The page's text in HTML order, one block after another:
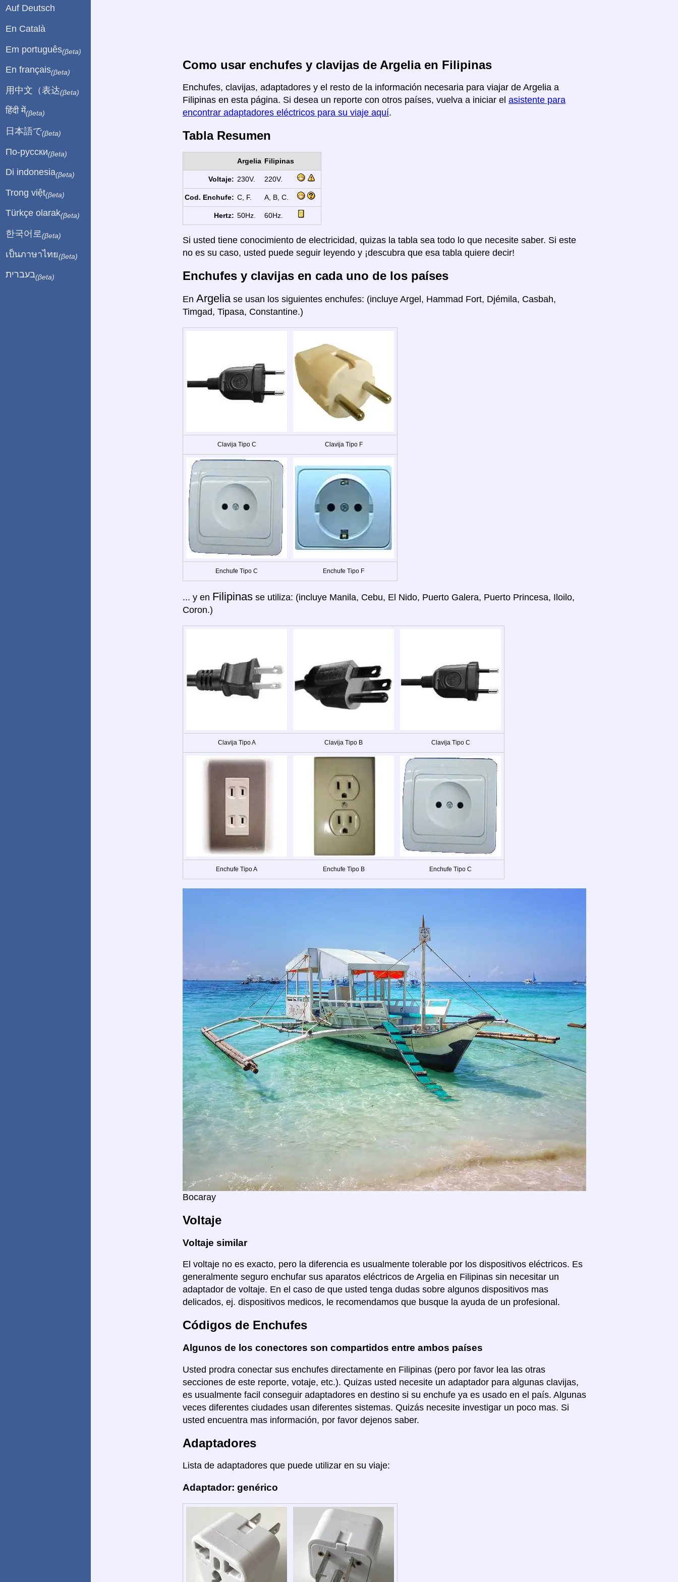
Como usar enchufes y clavijas de Argelia en Filipinas
Enchufes, clavijas, adaptadores y el resto de la información necesaria para viajar de Argelia a
Filipinas en esta página. Si desea un reporte con otros países, vuelva a iniciar el asistente para
encontrar adaptadores eléctricos para su viaje aquí.
Tabla Resumen
Argelia Filipinas
Voltaje: 230V. 220V.
Cod. Enchufe: C, F. A, B, C.
Hertz: 50Hz. 60Hz.
Si usted tiene conocimiento de electricidad, quizas la tabla sea todo lo que necesite saber. Si este
no es su caso, usted puede seguir leyendo y ¡descubra que esa tabla quiere decir!
Enchufes y clavijas en cada uno de los países
En Argelia se usan los siguientes enchufes: (incluye Argel, Hammad Fort, Djémila, Casbah,
Timgad, Tipasa, Constantine.)
Clavija Tipo C Clavija Tipo F
Enchufe Tipo C Enchufe Tipo F
... y en Filipinas se utiliza: (incluye Manila, Cebu, El Nido, Puerto Galera, Puerto Princesa, Iloilo,
Coron.)
Clavija Tipo A Clavija Tipo B Clavija Tipo C
Enchufe Tipo A Enchufe Tipo B Enchufe Tipo C
Bocaray
Voltaje
Voltaje similar
El voltaje no es exacto, pero la diferencia es usualmente tolerable por los dispositivos eléctricos. Es
generalmente seguro enchufar sus aparatos eléctricos de Argelia en Filipinas sin necesitar un
adaptador de voltaje. En el caso de que usted tenga dudas sobre algunos dispositivos mas
delicados, ej. dispositivos medicos, le recomendamos que busque la ayuda de un profesional.
Códigos de Enchufes
Algunos de los conectores son compartidos entre ambos países
Usted prodra conectar sus enchufes directamente en Filipinas (pero por favor lea las otras
secciones de este reporte, votaje, etc.). Quizas usted necesite un adaptador para algunas clavijas,
es usualmente facil conseguir adaptadores en destino si su enchufe ya es usado en el país. Algunas
veces diferentes ciudades usan diferentes sistemas. Quizás necesite investigar un poco mas. Si
usted encuentra mas información, por favor dejenos saber.
Adaptadores
Lista de adaptadores que puede utilizar en su viaje:
Adaptador: genérico
Auf Deutsch
En Català
Em português(βeta)
En français(βeta)
用中文（表达(βeta)
हिंदी में(βeta)
日本語で(βeta)
По-русски(βeta)
Di indonesia(βeta)
Trong việt(βeta)
Türkçe olarak(βeta)
한국어로 (βeta)
เป็นภาษาไทย(βeta)
בעברית(βeta)